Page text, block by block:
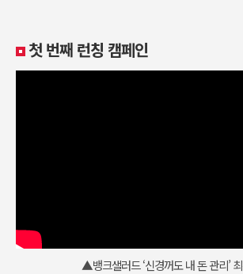
첫 번째 런칭 캠페인
▲뱅크샐러드 ‘신경꺼도 내 돈 관리’